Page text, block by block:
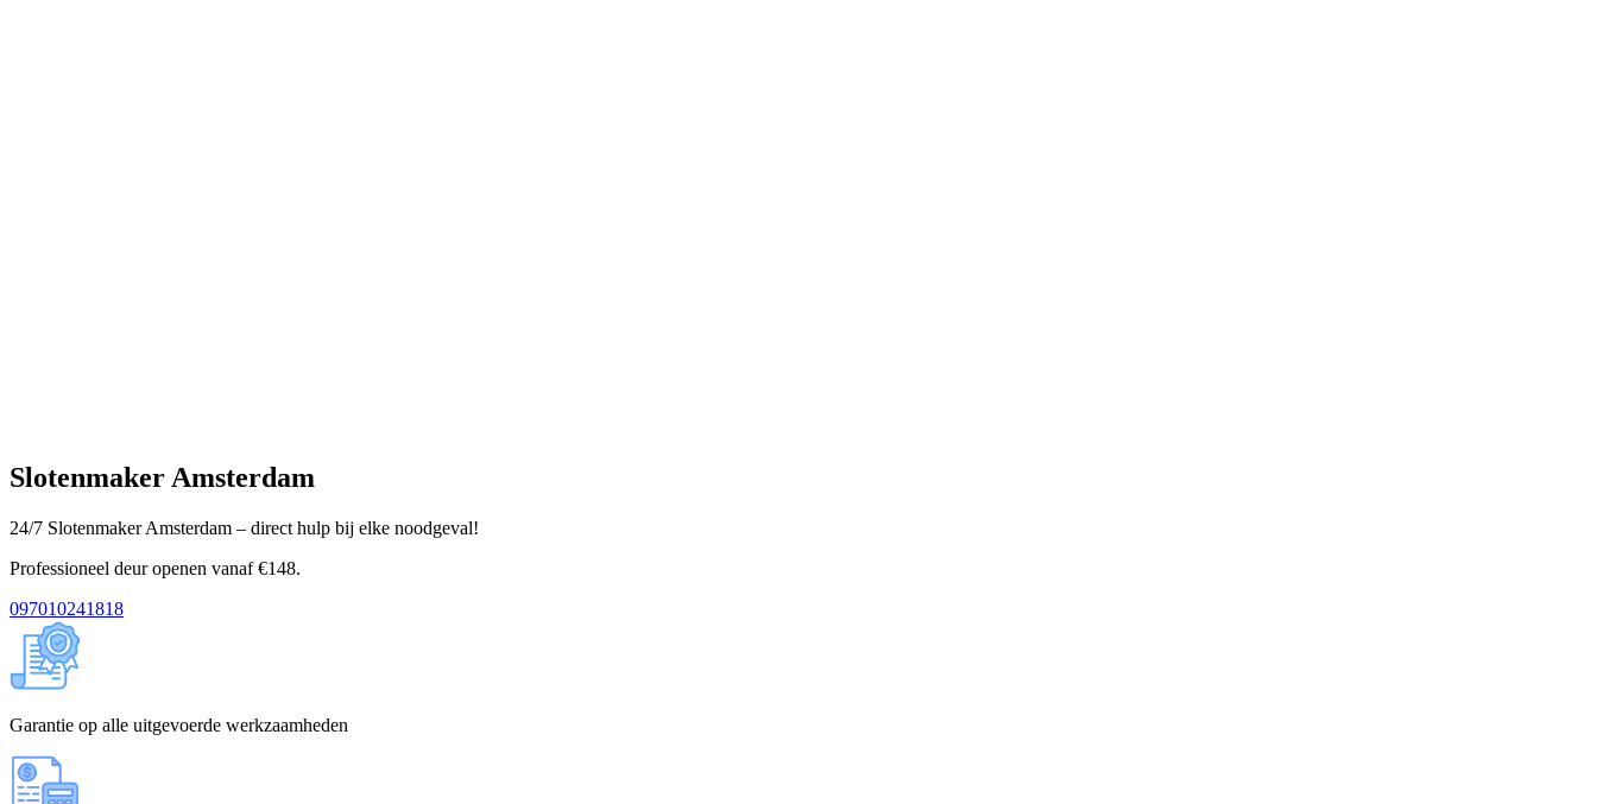
Slotenmaker Amsterdam
24/7 Slotenmaker Amsterdam – direct hulp bij elke noodgeval!
Professioneel deur openen vanaf €148.
097010241818
Garantie op alle uitgevoerde werkzaamheden